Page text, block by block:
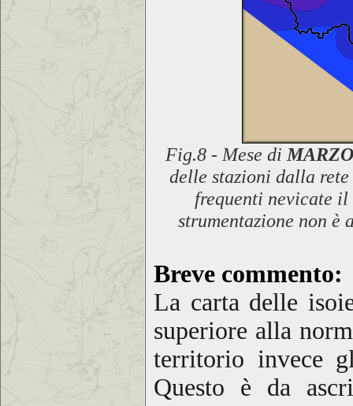
Fig.8 - Mese di
delle stazioni dalla
frequenti nevicate il
strumentazione non è
Breve commento:
La carta delle
superiore alla
territorio invece
Questo è da